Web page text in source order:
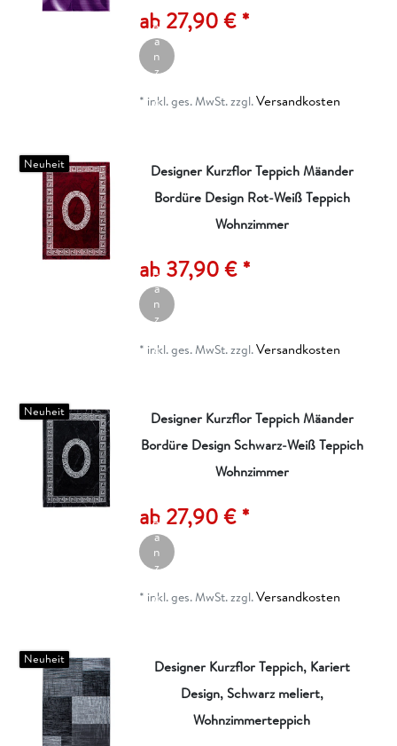
ab 27,90 € *
ik
el
a
n
z
g
* inkl. ges. MwSt.zzgl.Versandkosten
Neuheit
Designer Kurzflor Teppich Mäander
Bordüre Design Rot-Weiß Teppich
Wohnzimmer
ab 37,90 € *
ik
el
a
n
z
g
* inkl. ges. MwSt.zzgl.Versandkosten
Neuheit
Designer Kurzflor Teppich Mäander
Bordüre Design Schwarz-Weiß Teppich
Wohnzimmer
ab 27,90 € *
ik
el
a
n
z
g
* inkl. ges. MwSt.zzgl.Versandkosten
Neuheit
Designer Kurzflor Teppich, Kariert
Design, Schwarz meliert,
Wohnzimmerteppich